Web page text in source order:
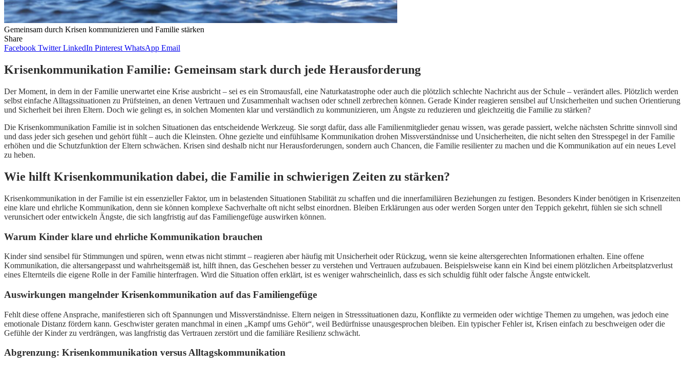
Gemeinsam durch Krisen kommunizieren und Familie stärken
Share
Facebook Twitter LinkedIn Pinterest WhatsApp Email
Krisenkommunikation Familie: Gemeinsam stark durch jede Herausforderung
Der Moment, in dem in der Familie unerwartet eine Krise ausbricht – sei es ein Stromausfall, eine Naturkatastrophe oder auch die plötzlich schlechte Nachricht aus der Schule – verändert alles. Plötzlich werden
selbst einfache Alltagssituationen zu Prüfsteinen, an denen Vertrauen und Zusammenhalt wachsen oder schnell zerbrechen können. Gerade Kinder reagieren sensibel auf Unsicherheiten und suchen Orientierung
und Sicherheit bei ihren Eltern. Doch wie gelingt es, in solchen Momenten klar und verständlich zu kommunizieren, um Ängste zu reduzieren und gleichzeitig die Familie zu stärken?
Die Krisenkommunikation Familie ist in solchen Situationen das entscheidende Werkzeug. Sie sorgt dafür, dass alle Familienmitglieder genau wissen, was gerade passiert, welche nächsten Schritte sinnvoll sind
und dass jeder sich gesehen und gehört fühlt – auch die Kleinsten. Ohne gezielte und einfühlsame Kommunikation drohen Missverständnisse und Unsicherheiten, die nicht selten den Stresspegel in der Familie
erhöhen und die Schutzfunktion der Eltern schwächen. Krisen sind deshalb nicht nur Herausforderungen, sondern auch Chancen, die Familie resilienter zu machen und die Kommunikation auf ein neues Level
zu heben.
Wie hilft Krisenkommunikation dabei, die Familie in schwierigen Zeiten zu stärken?
Krisenkommunikation in der Familie ist ein essenzieller Faktor, um in belastenden Situationen Stabilität zu schaffen und die innerfamiliären Beziehungen zu festigen. Besonders Kinder benötigen in Krisenzeiten
eine klare und ehrliche Kommunikation, denn sie können komplexe Sachverhalte oft nicht selbst einordnen. Bleiben Erklärungen aus oder werden Sorgen unter den Teppich gekehrt, fühlen sie sich schnell
verunsichert oder entwickeln Ängste, die sich langfristig auf das Familiengefüge auswirken können.
Warum Kinder klare und ehrliche Kommunikation brauchen
Kinder sind sensibel für Stimmungen und spüren, wenn etwas nicht stimmt – reagieren aber häufig mit Unsicherheit oder Rückzug, wenn sie keine altersgerechten Informationen erhalten. Eine offene
Kommunikation, die altersangepasst und wahrheitsgemäß ist, hilft ihnen, das Geschehen besser zu verstehen und Vertrauen aufzubauen. Beispielsweise kann ein Kind bei einem plötzlichen Arbeitsplatzverlust
eines Elternteils die eigene Rolle in der Familie hinterfragen. Wird die Situation offen erklärt, ist es weniger wahrscheinlich, dass es sich schuldig fühlt oder falsche Ängste entwickelt.
Auswirkungen mangelnder Krisenkommunikation auf das Familiengefüge
Fehlt diese offene Ansprache, manifestieren sich oft Spannungen und Missverständnisse. Eltern neigen in Stresssituationen dazu, Konflikte zu vermeiden oder wichtige Themen zu umgehen, was jedoch eine
emotionale Distanz fördern kann. Geschwister geraten manchmal in einen „Kampf ums Gehör“, weil Bedürfnisse unausgesprochen bleiben. Ein typischer Fehler ist, Krisen einfach zu beschweigen oder die
Gefühle der Kinder zu verdrängen, was langfristig das Vertrauen zerstört und die familiäre Resilienz schwächt.
Abgrenzung: Krisenkommunikation versus Alltagskommunikation